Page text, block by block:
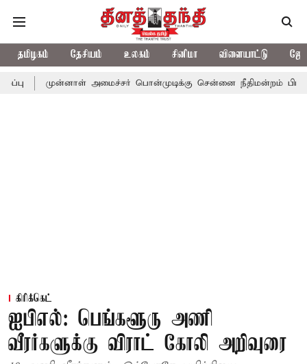
தமிழகம் தேசியம் உலகம் சினிமா விளையாட்டு
அமைச்சர் பொன்முடிக்கு சென்னை நீதிமன்றம் பிடிவாராண்ட்
கிரிக்கெட்
ஐபிஎல்: பெங்களூரு அணி
வீரர்களுக்கு விராட் கோலி அறிவுரை